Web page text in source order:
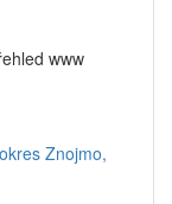
www
Znojmo,